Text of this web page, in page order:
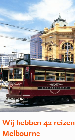
Wij hebben42 reizen
Melbourne